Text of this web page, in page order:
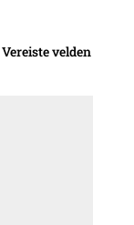
Vereiste velden